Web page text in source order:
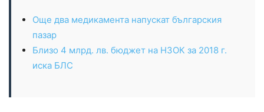
Още два медикамента напускат българския
пазар
Близо 4 млрд. лв. бюджет на НЗОК за 2018 г.
иска БЛС